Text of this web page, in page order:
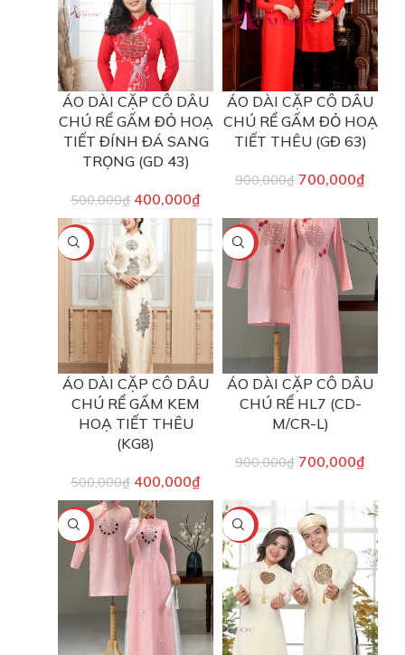
ÁO DÀI CẶP CÔ DÂU
CHÚ RỂ GẤM ĐỎ HOẠ
TIẾT ĐÍNH ĐÁ SANG
TRỌNG (GD 43)
500,000₫ 400,000₫
ÁO DÀI CẶP CÔ DÂU
CHÚ RỂ GẤM ĐỎ HOẠ
TIẾT THÊU (GĐ 63)
900,000₫ 700,000₫
-20%
ÁO DÀI CẶP CÔ DÂU
CHÚ RỂ GẤM KEM
HOẠ TIẾT THÊU
(KG8)
500,000₫ 400,000₫
-22%
ÁO DÀI CẶP CÔ DÂU
CHÚ RỂ HL7 (CD-
M/CR-L)
900,000₫ 700,000₫
-22% -22%